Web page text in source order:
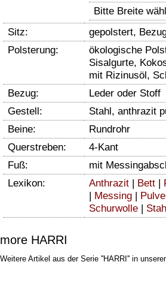
Bitte Breite
Sitz:
gepolstert,
Polsterung:
ökologische
Sisalgurte,
mit Rizinusöl,
Bezug:
Leder oder Stoff
Gestell:
Stahl, anthrazit
Beine:
Rundrohr
Querstreben:
4-Kant
Fuß:
mit
Lexikon:
Anthrazit | Bett |
| Messing |
Schurwolle |
more HARRI
Weitere Artikel aus der Serie ''HARRI'' in